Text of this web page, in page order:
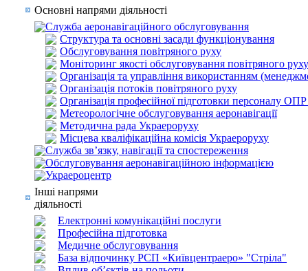
Основні напрями діяльності
Служба аеронавігаційного обслуговування
Структура та основні засади функціонування
Обслуговування повітряного руху
Моніторинг якості обслуговування повітряного руху
Організація та управління використанням
Організація потоків повітряного руху
Організація професійної підготовки персоналу
Метеорологічне обслуговування аеронавігації
Методична рада Украероруху
Місцева кваліфікаційна комісія Украероруху
Служба зв’язку, навігації та спостереження
Обслуговування аеронавігаційною інформацією
Украероцентр
Інші напрями
діяльності
Електронні комунікаційні послуги
Професійна підготовка
Медичне обслуговування
База відпочинку РСП «Київцентраеро» "Стріла"